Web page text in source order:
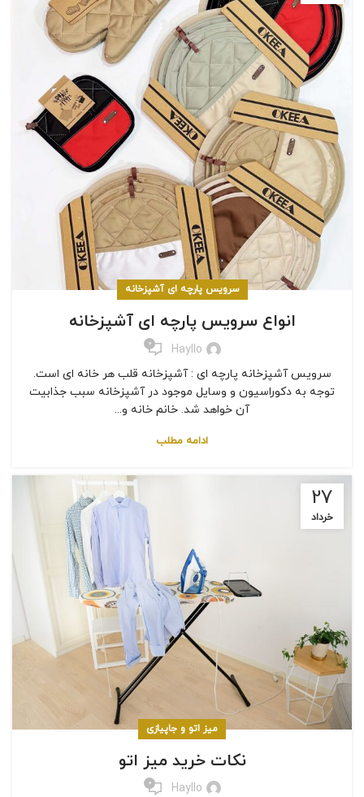
سرویس پارچه ای آشپزخانه
انواع سرویس پارچه ای آشپزخانه
Hayllo
0
سرویس آشپزخانه پارچه ای : آشپزخانه قلب هر خانه ای است.
توجه به دکوراسیون و وسایل موجود در آشپزخانه سبب جذابیت
آن خواهد شد. خانم خانه و...
ادامه مطلب
27
خرداد
میز اتو و جاپیازی
نکات خرید میز اتو
Hayllo
0